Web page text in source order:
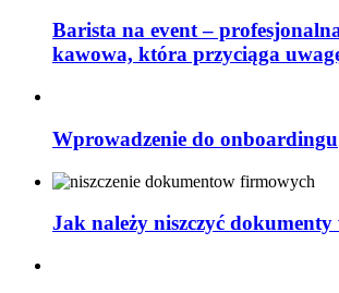
Barista na event –
kawowa, która przyciąga
Wprowadzenie do onboardingu
Jak należy niszczyć